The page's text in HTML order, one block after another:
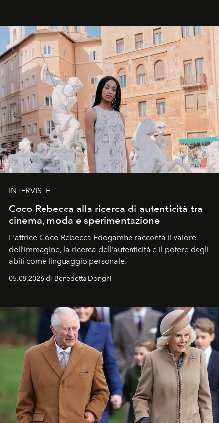
INTERVISTE
Coco Rebecca alla ricerca di autenticità tra
cinema, moda e sperimentazione
L'attrice Coco Rebecca Edogamhe racconta il valore
dell'immagine, la ricerca dell'autenticità e il potere degli
abiti come linguaggio personale.
05.08.2026 di Benedetta Donghi